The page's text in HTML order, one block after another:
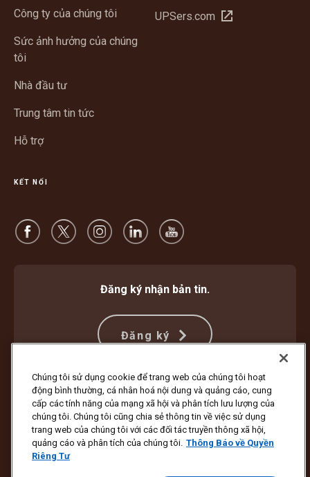
Công ty của chúng tôi
Sức ảnh hưởng của chúng
tôi
Nhà đầu tư
Trung tâm tin tức
Hỗ trợ
cửa
UPSers.com Mở
KẾT NỐI
Đăng ký nhận bản tin.
Đăng ký
Bảo vệ Chống Lừa đảo
Điều khoản và Điều kiện
Điều Khoản Sử Dụng Trang Web
Thông Báo về Quyền Riêng Tư
Cài đặt Cookie
Bản quyền ©1994 - 2026 United Parcel Service of America, Inc. Bảo lưu
mọi quyền. Bạn không muốn nhận tin tức cập nhật qua email?
Chúng tôi sử dụng cookie để trang web của chúng tôi hoạt
động bình thường, cá nhân hoá nội dung và quảng cáo, cung
cấp các tính năng của mạng xã hội và phân tích lưu lượng của
chúng tôi. Chúng tôi cũng chia sẻ thông tin về việc sử dụng
trang web của chúng tôi với các đối tác truyền thông xã hội,
quảng cáo và phân tích của chúng tôi. Thông Báo về Quyền
Riêng Tư